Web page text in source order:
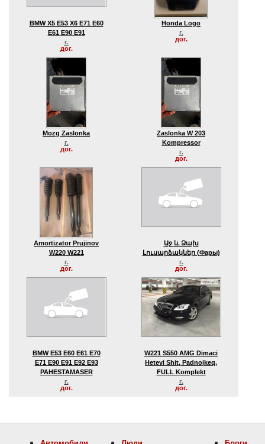
BMW X5 E53 X6 E71 E60
E61 E90 E91
г.
дог.
Honda Logo
г.
дог.
Mozg Zaslonka
г.
дог.
Zaslonka W 203
Kompressor
г.
дог.
Amortizator Prujinov
W220 W221
г.
дог.
Աջ ԵՒ Ձախ
Լուսարձակներ (фары)
г.
дог.
BMW E53 E60 E61 E70
E71 E90 E91 E92 E93
PAHESTAMASER
г.
дог.
W221 S550 AMG Dimaci
Hetevi Shit, Padnojkeq,
FULL Komplekt
г.
дог.